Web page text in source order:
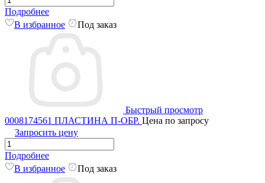
Подробнее
В избранное
Под заказ
Быстрый просмотр
0008174561 ПЛАСТИНА П-ОБР. Цена по запросу
Запросить цену
Подробнее
В избранное
Под заказ